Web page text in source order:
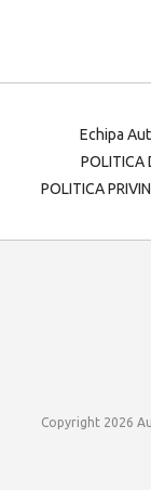
Echipa
POLITICA
POLITICA
Copyright 2026